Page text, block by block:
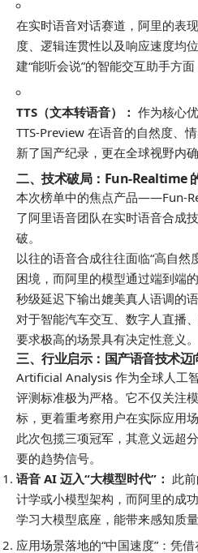
在实时语音对话赛道，阿里的表
度、逻辑连贯性以及响应速度均
建“能听会说”的智能交互助手方面
TTS（文本转语音）： 作为核心
TTS-Preview 在语音的自然度、
新了国产纪录，更在全球视野内
二、技术破局：Fun-Realtime
本次榜单中的焦点产品——Fun-
了阿里语音团队在实时语音合成
破。
以往的语音合成往往面临“高自然
困境，而阿里的模型通过端到端
秒级延迟下输出媲美真人语调的
对于智能汽车交互、数字人直播
要求极高的场景具有决定性意义。
三、行业启示：国产语音技术迈
Artificial Analysis 作为全球人工
评测标准极为严格。它不仅关注
标，更着重考察用户在实际应用
此次包揽三项冠军，其意义远超
要的趋势信号。
语音 AI 迈入“大模型时代”： 此
计学或小模型架构，而阿里的成
学习大模型底座，能带来感知质量
应用场景落地的“中国速度”：凭